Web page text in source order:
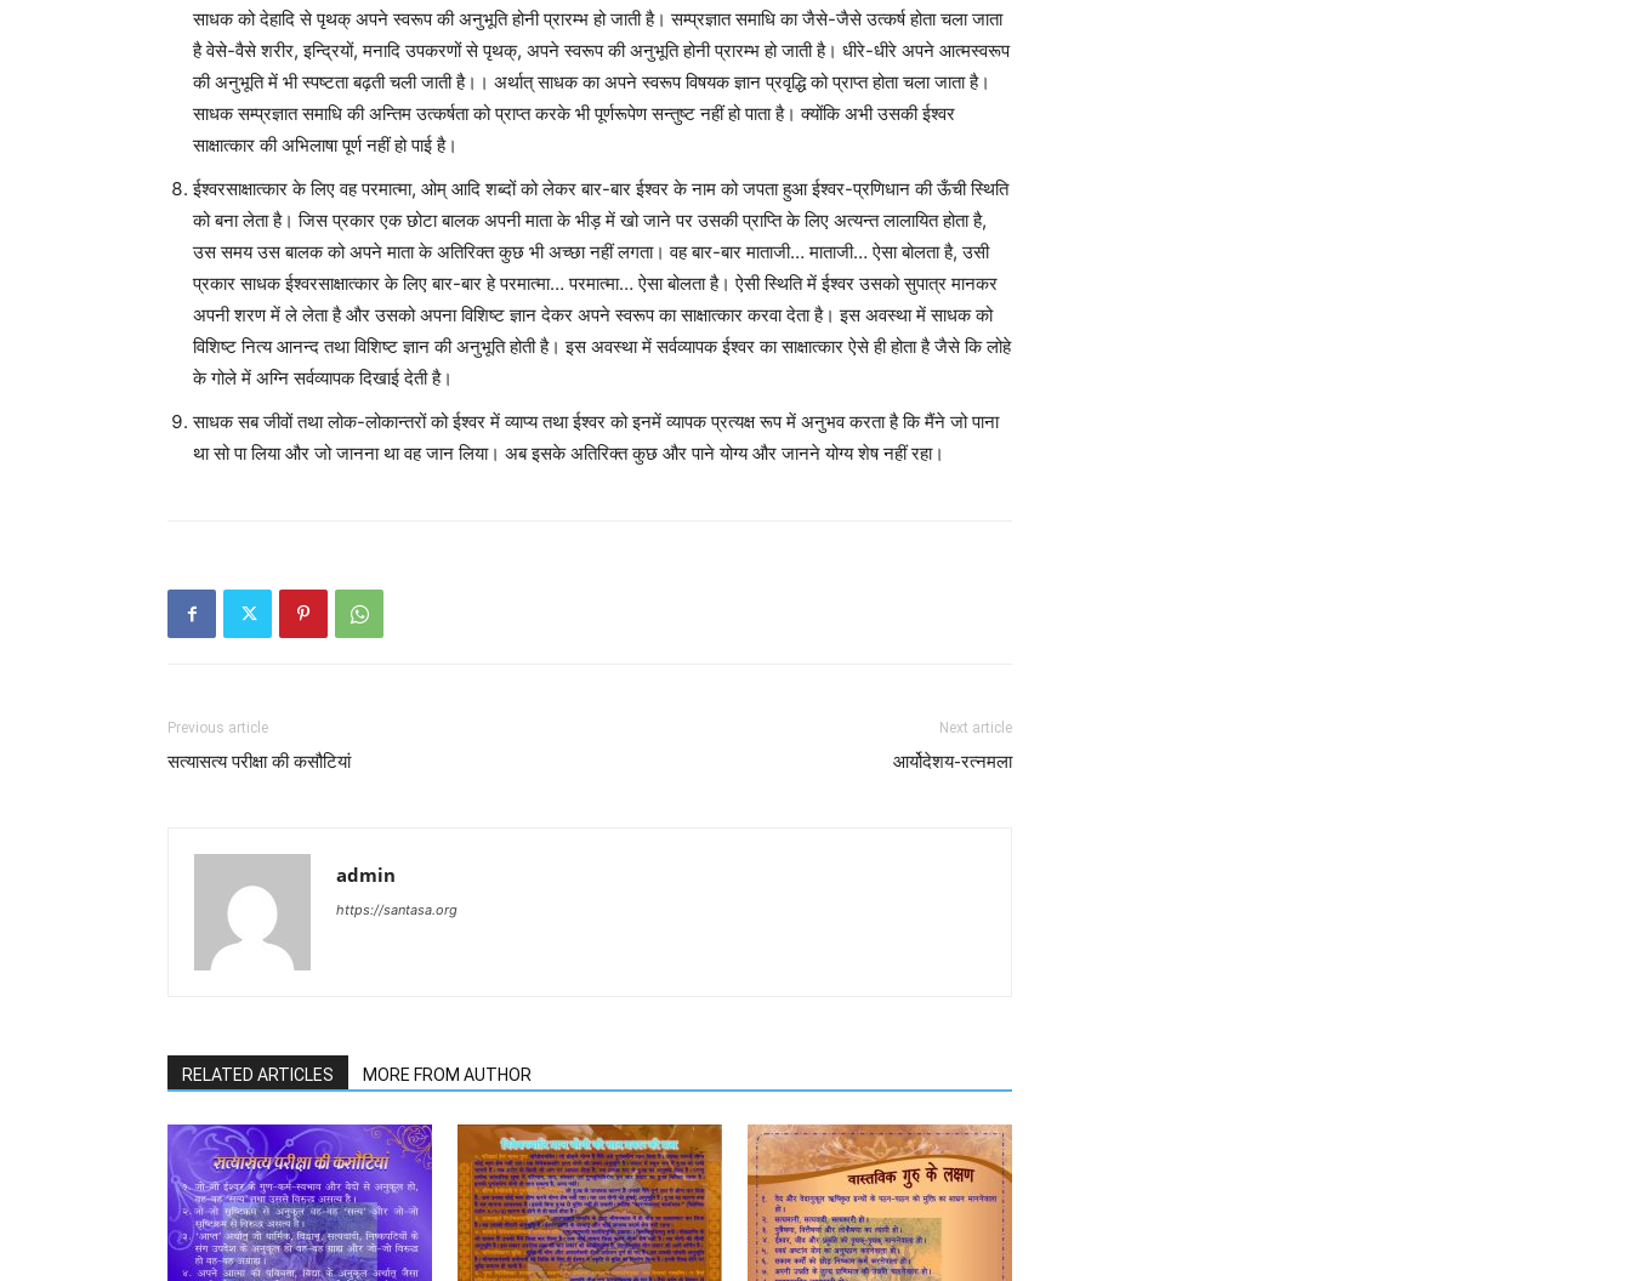
साधक को देहादि से पृथक् अपने स्वरूप की अनुभूति होनी प्रारम्भ हो जाती है। सम्प्रज्ञात समाधि का जैसे-जैसे उत्कर्ष होता चला जाता
है वेसे-वैसे शरीर, इन्द्रियों, मनादि उपकरणों से पृथक्, अपने स्वरूप की अनुभूति होनी प्रारम्भ हो जाती है। धीरे-धीरे अपने आत्मस्वरूप
की अनुभूति में भी स्पष्टता बढ़ती चली जाती है।। अर्थात् साधक का अपने स्वरूप विषयक ज्ञान प्रवृद्धि को प्राप्त होता चला जाता है।
साधक सम्प्रज्ञात समाधि की अन्तिम उत्कर्षता को प्राप्त करके भी पूर्णरूपेण सन्तुष्ट नहीं हो पाता है। क्योंकि अभी उसकी ईश्वर
साक्षात्कार की अभिलाषा पूर्ण नहीं हो पाई है।
ईश्वरसाक्षात्कार के लिए वह परमात्मा, ओम् आदि शब्दों को लेकर बार-बार ईश्वर के नाम को जपता हुआ ईश्वर-प्रणिधान की ऊँची स्थिति
को बना लेता है। जिस प्रकार एक छोटा बालक अपनी माता के भीड़ में खो जाने पर उसकी प्राप्ति के लिए अत्यन्त लालायित होता है,
उस समय उस बालक को अपने माता के अतिरिक्त कुछ भी अच्छा नहीं लगता। वह बार-बार माताजी… माताजी… ऐसा बोलता है, उसी
प्रकार साधक ईश्वरसाक्षात्कार के लिए बार-बार हे परमात्मा… परमात्मा… ऐसा बोलता है। ऐसी स्थिति में ईश्वर उसको सुपात्र मानकर
अपनी शरण में ले लेता है और उसको अपना विशिष्ट ज्ञान देकर अपने स्वरूप का साक्षात्कार करवा देता है। इस अवस्था में साधक को
विशिष्ट नित्य आनन्द तथा विशिष्ट ज्ञान की अनुभूति होती है। इस अवस्था में सर्वव्यापक ईश्वर का साक्षात्कार ऐसे ही होता है जैसे कि लोहे
के गोले में अग्नि सर्वव्यापक दिखाई देती है।
साधक सब जीवों तथा लोक-लोकान्तरों को ईश्वर में व्याप्य तथा ईश्वर को इनमें व्यापक प्रत्यक्ष रूप में अनुभव करता है कि मैंने जो पाना
था सो पा लिया और जो जानना था वह जान लिया। अब इसके अतिरिक्त कुछ और पाने योग्य और जानने योग्य शेष नहीं रहा।
Previous article
सत्यासत्य परीक्षा की कसौटियां
Next article
आर्योदेशय-रत्नमला
admin
https://santasa.org
RELATED ARTICLES MORE FROM AUTHOR